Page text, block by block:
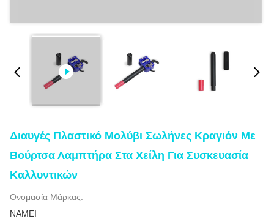
Διαυγές Πλαστικό Μολύβι Σωλήνες Κραγιόν Με
Βούρτσα Λαμπτήρα Στα Χείλη Για Συσκευασία
Καλλυντικών
Ονομασία Μάρκας:
NAMEI